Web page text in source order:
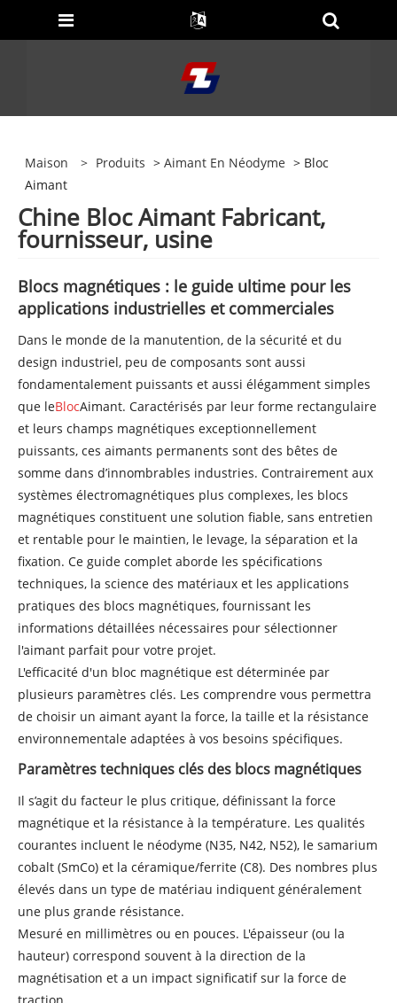
Maison > Produits >Aimant En Néodyme > Bloc
Aimant
Chine Bloc Aimant Fabricant,
fournisseur, usine
Blocs magnétiques : le guide ultime pour les
applications industrielles et commerciales
Dans le monde de la manutention, de la sécurité et du
design industriel, peu de composants sont aussi
fondamentalement puissants et aussi élégamment simples
que leBlocAimant. Caractérisés par leur forme rectangulaire
et leurs champs magnétiques exceptionnellement
puissants, ces aimants permanents sont des bêtes de
somme dans d’innombrables industries. Contrairement aux
systèmes électromagnétiques plus complexes, les blocs
magnétiques constituent une solution fiable, sans entretien
et rentable pour le maintien, le levage, la séparation et la
fixation. Ce guide complet aborde les spécifications
techniques, la science des matériaux et les applications
pratiques des blocs magnétiques, fournissant les
informations détaillées nécessaires pour sélectionner
l'aimant parfait pour votre projet.
L'efficacité d'un bloc magnétique est déterminée par
plusieurs paramètres clés. Les comprendre vous permettra
de choisir un aimant ayant la force, la taille et la résistance
environnementale adaptées à vos besoins spécifiques.
Paramètres techniques clés des blocs magnétiques
Il s’agit du facteur le plus critique, définissant la force
magnétique et la résistance à la température. Les qualités
courantes incluent le néodyme (N35, N42, N52), le samarium
cobalt (SmCo) et la céramique/ferrite (C8). Des nombres plus
élevés dans un type de matériau indiquent généralement
une plus grande résistance.
Mesuré en millimètres ou en pouces. L'épaisseur (ou la
hauteur) correspond souvent à la direction de la
magnétisation et a un impact significatif sur la force de
traction.